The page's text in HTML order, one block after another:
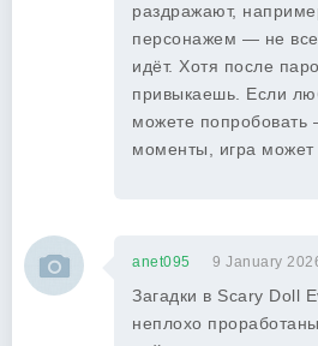
раздражают,
персонажем — не
идёт. Хотя после
привыкаешь. Если
можете попробовать
моменты, игра может
anet095 9 January
Загадки в Scary Doll
неплохо